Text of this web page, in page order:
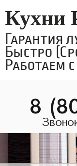
Кухни
Гарантия
Быстро
Работаем с
8